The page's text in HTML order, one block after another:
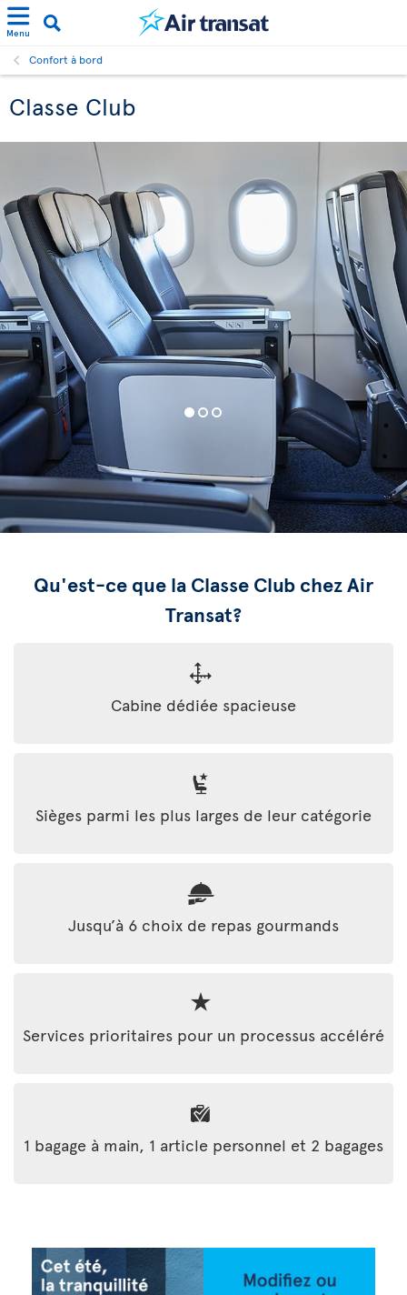
Menu
Confort à bord
Classe Club
Qu'est-ce que la Classe Club chez Air
Transat?
Cabine dédiée spacieuse
Sièges parmi les plus larges de leur catégorie
Jusqu’à 6 choix de repas gourmands
Services prioritaires pour un processus accéléré
1 bagage à main, 1 article personnel et 2 bagages